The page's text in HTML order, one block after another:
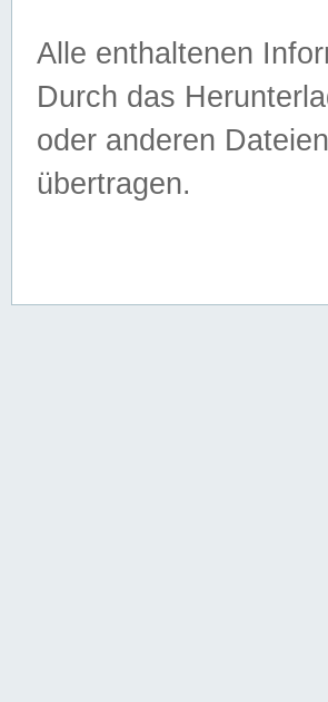
Alle enthaltenen
Durch das
oder anderen
übertragen.